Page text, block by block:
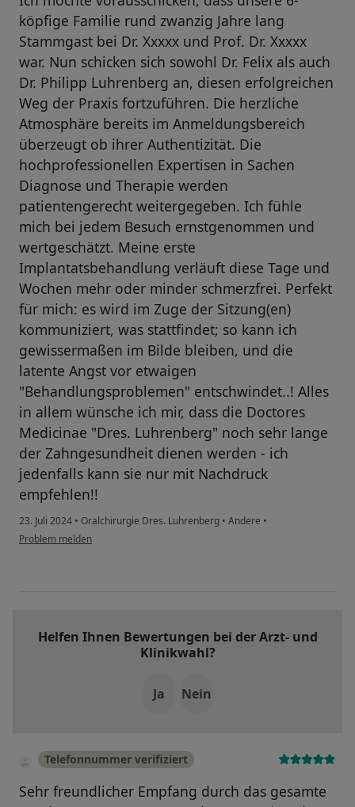
köpfige Familie rund zwanzig Jahre lang
Stammgast bei Dr. Xxxxx und Prof. Dr. Xxxxx
war. Nun schicken sich sowohl Dr. Felix als auch
Dr. Philipp Luhrenberg an, diesen erfolgreichen
Weg der Praxis fortzuführen. Die herzliche
Atmosphäre bereits im Anmeldungsbereich
überzeugt ob ihrer Authentizität. Die
hochprofessionellen Expertisen in Sachen
Diagnose und Therapie werden
patientengerecht weitergegeben. Ich fühle
mich bei jedem Besuch ernstgenommen und
wertgeschätzt. Meine erste
Implantatsbehandlung verläuft diese Tage und
Wochen mehr oder minder schmerzfrei. Perfekt
für mich: es wird im Zuge der Sitzung(en)
kommuniziert, was stattfindet; so kann ich
gewissermaßen im Bilde bleiben, und die
latente Angst vor etwaigen
"Behandlungsproblemen" entschwindet..! Alles
in allem wünsche ich mir, dass die Doctores
Medicinae "Dres. Luhrenberg" noch sehr lange
der Zahngesundheit dienen werden - ich
jedenfalls kann sie nur mit Nachdruck
empfehlen!!
23. Juli 2024 • Oralchirurgie Dres. Luhrenberg • Andere •
Problem melden
Helfen Ihnen Bewertungen bei der Arzt- und
Klinikwahl?
Ja Nein
Telefonnummer verifiziert
Sehr freundlicher Empfang durch das gesamte